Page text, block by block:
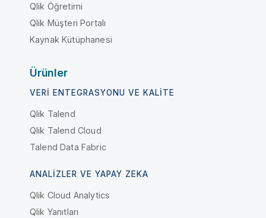
Qlik Öğretimi
Qlik Müşteri Portalı
Kaynak Kütüphanesi
Ürünler
VERI ENTEGRASYONU VE KALITE
Qlik Talend
Qlik Talend Cloud
Talend Data Fabric
ANALIZLER VE YAPAY ZEKA
Qlik Cloud Analytics
Qlik Yanıtları